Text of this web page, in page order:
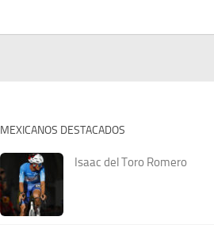
MEXICANOS DESTACADOS
Isaac del Toro Romero